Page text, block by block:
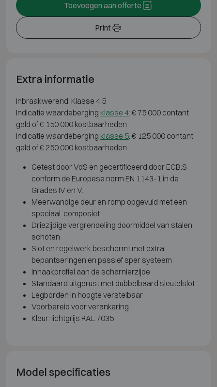
Print
Toevoegen aan offerte
Extra informatie
Inbraakwerend Klasse 4,5
Indicatie waardeberging klasse 4: € 75 000 contant
geld of € 150 000 kostbaarheden
Indicatie waardeberging klasse 5: € 125 000 contant
geld of € 250 000 kostbaarheden
Getest door VdS en gecertificeerd door ECB.S
conform de Europese norm EN 1143-1 in de
Grades IV en V.
Meerwandige deur en romp opgevuld met een
speciaal composiet
Driezijdige vergrendeling doormiddel van stalen
schoten
Slot en regelwerk beschermt met extra
bepantseringen en passief sper systeem
Inhaakprofiel aan de scharnierzijde
Standaard uitgerust met dubbelbaard sleutelslot
Legborden in hoogte verstelbaar
Voorbereid voor verankering
Kleur: lichtgrijs RAL 7035
Model specificaties